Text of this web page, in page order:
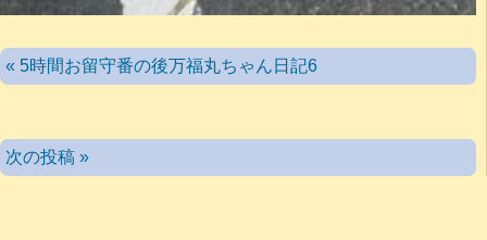
« 5時間お留守番の後万福丸ちゃん日記6
次の投稿 »